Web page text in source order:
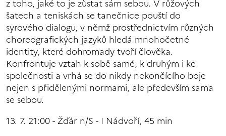
z toho, jaké to je zůstat sám sebou. V růžových
šatech a teniskách se tanečnice pouští do
syrového dialogu, v němž prostřednictvím různých
choreografických jazyků hledá mnohočetné
identity, které dohromady tvoří člověka.
Konfrontuje vztah k sobě samé, k druhým i ke
společnosti a vrhá se do nikdy nekončícího boje
nejen s přidělenými normami, ale především sama
se sebou.
13. 7. 21:00 - Žďár n/S - I Nádvoří, 45 min